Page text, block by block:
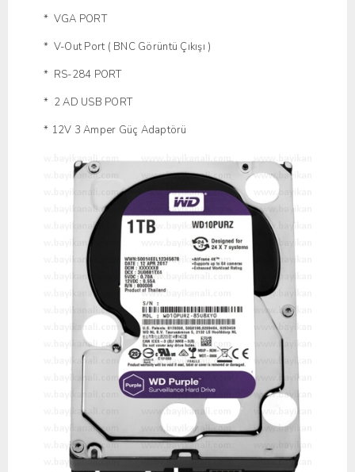
* VGA PORT
* V-Out Port ( BNC Görüntü Çıkışı )
* RS-284 PORT
* 2 AD USB PORT
* 12V 3 Amper Güç Adaptörü